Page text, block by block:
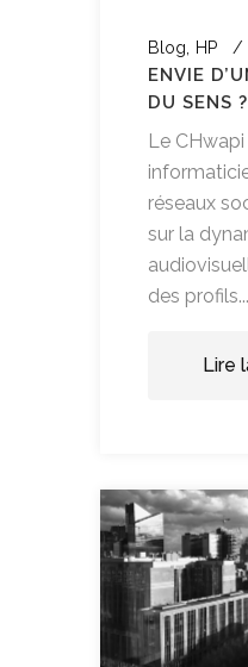
Blog HP
ENVIE
DU SENS ?
Le
réseaux
sur la
des profils...
Lire